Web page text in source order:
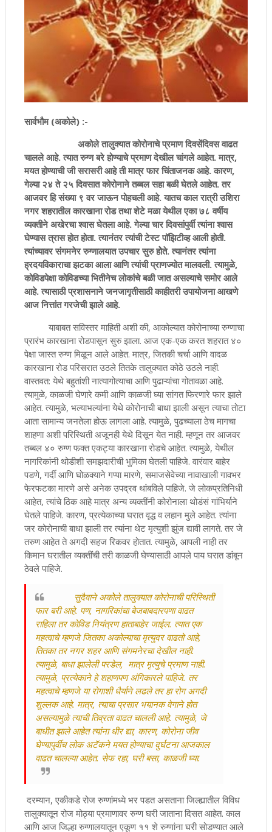
सार्वभौम (अकोले) :-
अकोले तालुक्यात कोरोनाचे प्रमाण दिवसेंदिवस वाढत
चालले आहे. त्यात रुग्ण बरे होण्याचे प्रमाण देखील चांगले आहेत. मात्र,
मयत होण्याची जी सरासरी आहे ती मात्र फार चिंताजनक आहे. कारण,
गेल्या २४ ते २५ दिवसात कोरोनाने तब्बल सहा बळी घेतले आहेत. तर
आजवर हि संख्या ९ वर जाऊन पोहचली आहे. यातच काल रात्री उशिरा
नगर शहरातील कारखाना रोड तथा शेटे मळा येथील एका ७८ वर्षीय
व्यक्तीने अखेरचा श्वास घेतला आहे. गेल्या चार दिवसांपुर्वी त्यांना श्वास
घेण्यास त्रास होत होता. त्यानंतर त्यांची टेस्ट पॉझिटीव्ह आली होती.
त्यांच्यावर संगमनेर रुग्णालयात उपचार सुरु होेते. त्यानंतर त्यांना
ह्रदयविकाराचा झटका आला आणि त्यांची प्राणज्योत मालवली. त्यामुळे,
कोविडपेक्षा कोविडच्या भितीनेच लोकांचे बळी जात असल्याचे समोर आले
आहे. त्यासाठी प्रशासनाने जनजागृतीसाठी काहीतरी उपायोजना आखणे
आज नित्तांत गरजेची झाले आहे.
याबाबत सविस्तर माहिती अशी की, आकोल्यात कोरोनाच्या रुग्णाचा
प्रारंभ कारखाना रोडपासून सुरु झाला. आज एक-एक करत शहरात ४०
पेक्षा जास्त रुग्ण मिळून आले आहेत. मात्र, जितकी चर्चा आणि वादळ
कारखाना रोड परिसरात उठले तितके तालुक्यात कोठे उठले नाही.
वास्तवत: येथे बहुतांशी नात्यागोत्याचा आणि पुढाऱ्यांचा गोतावळा आहे.
त्यामुळे, काळजी घेणारे कमी आणि काळजी घ्या सांगत फिरणारे फार झाले
आहेत. त्यामुळे, भल्याभल्यांना येथे कोरोनाची बाधा झाली असून त्याचा तोटा
आता सामान्य जनतेला होऊ लागला आहे. त्यामुळे, पुढच्याला ठेच मागचा
शाहणा अशी परिस्थिती अजूनही येथे दिसून येत नाही. म्हणून तर आजवर
तब्बल ४० रुग्ण फक्त एकट्या कारखाना रोडचे आहेत. त्यामुळे, येथील
नागरिकांनी थोडीशी समझदारीची भुमिका घेतली पाहिजे. वारंवार बाहेर
पडणे, गर्दी आणि घोळक्याने गप्पा मारणे, समाजसेवेच्या नावाखाली गावभर
फेरफटका मारणे असे अनेक उपद्रव थांबविले पाहिजे. जे लोकप्रतिनिधी
आहेत, त्यांचे ठिक आहे मात्र अन्य व्यक्तींनी कोरोनाला थोडंसं गांभिर्याने
घेतले पाहिजे. कारण, प्रत्येकाच्या घरात वृद्ध व लहान मुले आहेत. त्यांना
जर कोरोनाची बाधा झाली तर त्यांना थेट मृत्युशी झुंज द्यावी लागते. तर जे
तरुण आहेत ते अगदी सहज रिकवर होतात. त्यामुळे, आपली नाही तर
किमान घरातील व्यक्तींची तरी काळजी घेण्यासाठी आपले पाय घरात डांबून
ठेवले पाहिजे.
सुदैवाने अकोेले तालुक्यात कोरोनाची परिस्थिती
फार बरी आहे. पण, नागरिकांचा बेजबाबदारपणा वाढत
राहिला तर कोविड नियंत्रण हाताबाहेर जाईल. त्यात एक
महत्वाचे म्हणजे जितका अकोल्याचा मृत्युदर वाढतो आहे,
तितका तर नगर शहर आणि संगमनेरचा देखील नाही.
त्यामुळे, बाधा झालेली परडेल, मात्र मृत्युचे प्रमाण नाही.
त्यामुळे, प्रत्येकाने हे शहाणपण अंगिकारले पाहिजे. तर
महत्वाचे म्हणजे या रोगाशी धैर्याने लढले तर हा रोग अगदी
शुल्लक आहे. मात्र, त्याचा प्रसार भयानक वेगाने होत
असल्यामुळे त्याची तिव्रता वाढत चालली आहे. त्यामुळे, जे
बाधीत झाले आहेत त्यांना धीर द्या, कारण, कोरोना जीव
घेण्यापुर्वीच लोक अटॅकने मयत होण्याचा दुर्घटना आजकाल
वाढत चालल्या आहेत. सेफ रहा, घरी बसा, काळजी घ्या.
दरम्यान, एकीकडे रोज रुग्णांमध्ये भर पडत असताना जिल्ह्यातील विविध
तालुक्यातून रोज मोठ्या प्रमाणावर रुग्ण घरी जाताना दिसत आहेत. काल
आणि आज जिल्हा रुग्णालयातून एकूण ११ शे रुग्णांना घरी सोडण्यात आले